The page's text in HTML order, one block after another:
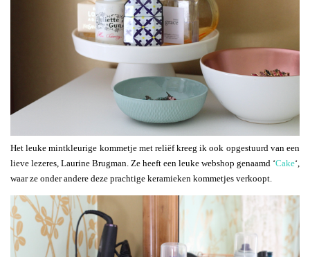
Het leuke mintkleurige kommetje met reliëf kreeg ik ook opgestuurd van een
lieve lezeres, Laurine Brugman. Ze heeft een leuke webshop genaamd ‘Cake‘,
waar ze onder andere deze prachtige keramieken kommetjes verkoopt.